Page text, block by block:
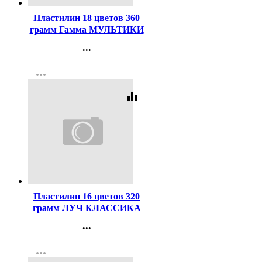
Пластилин 18 цветов 360
грамм Гамма МУЛЬТИКИ
280028/281028
...
Регистрация
more_horiz
equalizer
Пластилин 16 цветов 320
грамм ЛУЧ КЛАССИКА
коробка арт 20С1329-08
...
Регистрация
more_horiz